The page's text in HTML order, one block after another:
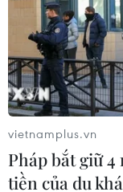
08/08/2026 07:09
Bản Lồng - nơi
nhịp cùng du
07/08/2026 08:31
vietnamplus.vn
Pháp bắt giữ
tiền của du